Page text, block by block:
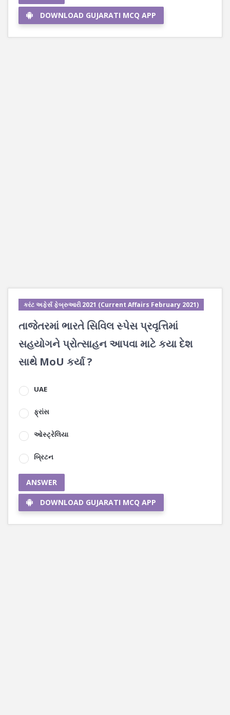
DOWNLOAD GUJARATI MCQ APP
કરંટ અફેર્સ ફેબ્રુઆરી 2021 (Current Affairs February 2021)
તાજેતરમાં ભારતે સિવિલ સ્પેસ પ્રવૃત્તિમાં
સહયોગને પ્રોત્સાહન આપવા માટે કયા દેશ
સાથે MoU કર્યા ?
UAE
ફ્રાંસ
ઓસ્ટ્રેલિયા
બ્રિટન
ANSWER
DOWNLOAD GUJARATI MCQ APP